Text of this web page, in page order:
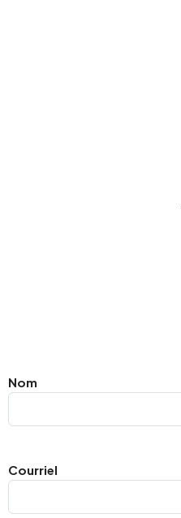
Nom
Courriel